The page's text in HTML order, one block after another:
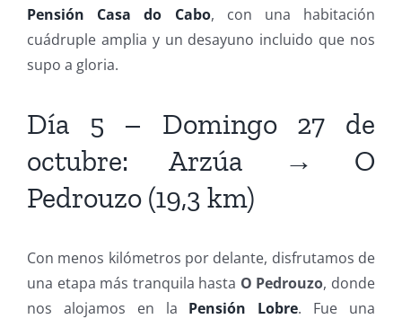
Pensión Casa do Cabo, con una habitación
cuádruple amplia y un desayuno incluido que nos
supo a gloria.
Día 5 – Domingo 27 de
octubre: Arzúa → O
Pedrouzo (19,3 km)
Con menos kilómetros por delante, disfrutamos de
una etapa más tranquila hasta O Pedrouzo, donde
nos alojamos en la Pensión Lobre. Fue una